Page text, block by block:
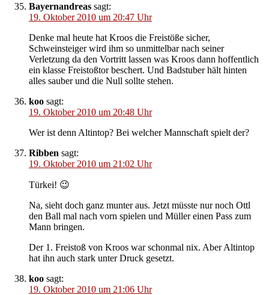
Bayernandreas sagt:
19. Oktober 2010 um 20:47 Uhr
Denke mal heute hat Kroos die Freistöße sicher,
Schweinsteiger wird ihm so unmittelbar nach seiner
Verletzung da den Vortritt lassen was Kroos dann hoffentlich
ein klasse Freistoßtor beschert. Und Badstuber hält hinten
alles sauber und die Null sollte stehen.
koo sagt:
19. Oktober 2010 um 20:48 Uhr
Wer ist denn Altintop? Bei welcher Mannschaft spielt der?
Ribben sagt:
19. Oktober 2010 um 21:02 Uhr
Türkei! 😉
Na, sieht doch ganz munter aus. Jetzt müsste nur noch Ottl
den Ball mal nach vorn spielen und Müller einen Pass zum
Mann bringen.
Der 1. Freistoß von Kroos war schonmal nix. Aber Altintop
hat ihn auch stark unter Druck gesetzt.
koo sagt:
19. Oktober 2010 um 21:06 Uhr